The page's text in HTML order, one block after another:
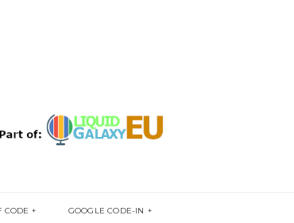
CODE GOOGLE CODE-IN